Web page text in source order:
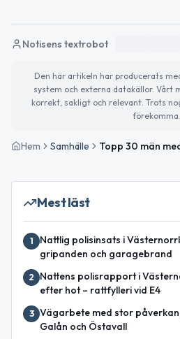
Notisens textrobot
Den här artikeln har producerats
system och externa datakällor. Vårt
korrekt, sakligt och relevant. Trots
förekomma.
Hem Samhälle
Mest läst
1
Nattlig polisinsats i
gripanden och garagebrand
2
Nattens polisrapport i
efter hot – rattfylleri vid E4
3 Vägarbete med stor påverkan
Galån och Östavall